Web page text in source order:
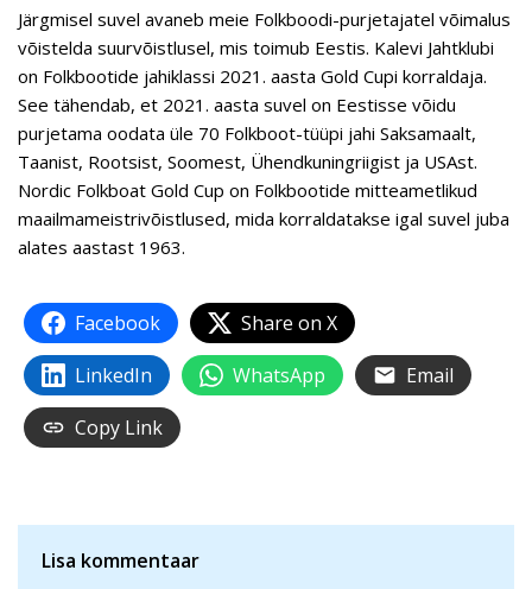
Järgmisel suvel avaneb meie Folkboodi-purjetajatel võimalus
võistelda suurvõistlusel, mis toimub Eestis. Kalevi Jahtklubi
on Folkbootide jahiklassi 2021. aasta Gold Cupi korraldaja.
See tähendab, et 2021. aasta suvel on Eestisse võidu
purjetama oodata üle 70 Folkboot-tüüpi jahi Saksamaalt,
Taanist, Rootsist, Soomest, Ühendkuningriigist ja USAst.
Nordic Folkboat Gold Cup on Folkbootide mitteametlikud
maailmameistrivõistlused, mida korraldatakse igal suvel juba
alates aastast 1963.
Facebook
Share on X
LinkedIn
WhatsApp
Email
Copy Link
Lisa kommentaar